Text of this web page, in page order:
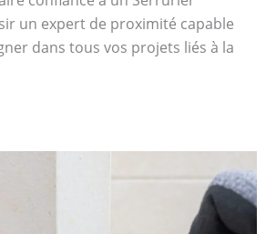
un expert de proximité capable
dans tous vos projets liés à la